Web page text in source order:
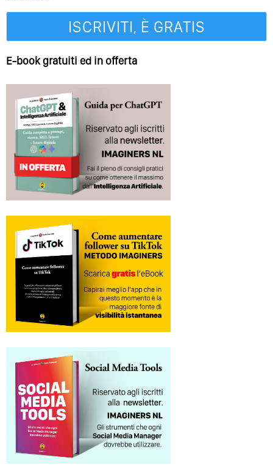
E-book gratuiti ed in offerta